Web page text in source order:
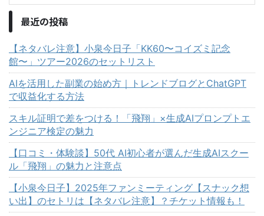
最近の投稿
【ネタバレ注意】小泉今日子「KK60〜コイズミ記念
館〜」ツアー2026のセットリスト
AIを活用した副業の始め方｜トレンドブログとChatGPT
で収益化する方法
スキル証明で差をつける！「飛翔」×生成AIプロンプトエ
ンジニア検定の魅力
【口コミ・体験談】50代 AI初心者が選んだ生成AIスクー
ル「飛翔」の魅力と注意点
【小泉今日子】2025年ファンミーティング【スナック想
い出】のセトリは【ネタバレ注意】？チケット情報も！